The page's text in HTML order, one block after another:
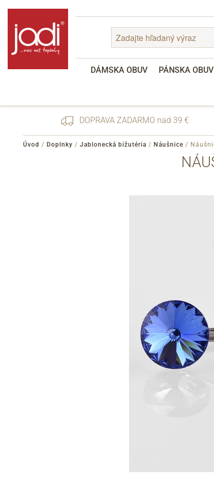
DÁMSKA OBUV PÁNSKA OBUV
DOPRAVA ZADARMO nad 39 €
Úvod / Doplnky / Jablonecká bižutéria / Náušnice /